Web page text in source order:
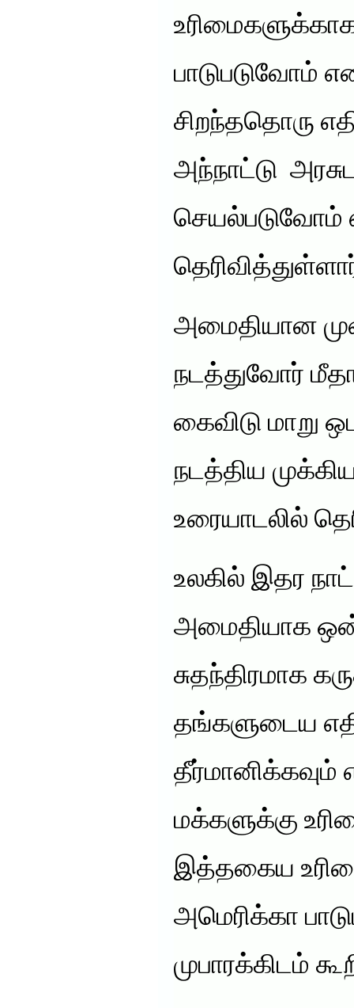
பாடுபடுவோம்
சிறந்ததொரு
அந்நாட்டு
செயல்படுவோம்
அமைதியான
நடத்துவோர்
கைவிடு மாறு
நடத்திய
உரையாடலில்
உலகில் இதர
அமைதியாக
சுதந்திரமாக
தங்களுடைய
தீர்மானிக்கவும்
மக்களுக்கு
இத்தகைய
அமெரிக்கா
முபாரக்கிடம்